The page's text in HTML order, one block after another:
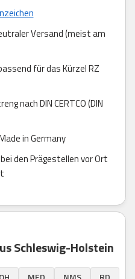
Versand (meist am
für das Kürzel RZ
nach DIN CERTCO (DIN
in Germany
den Prägestellen vor Ort
Schleswig-Holstein